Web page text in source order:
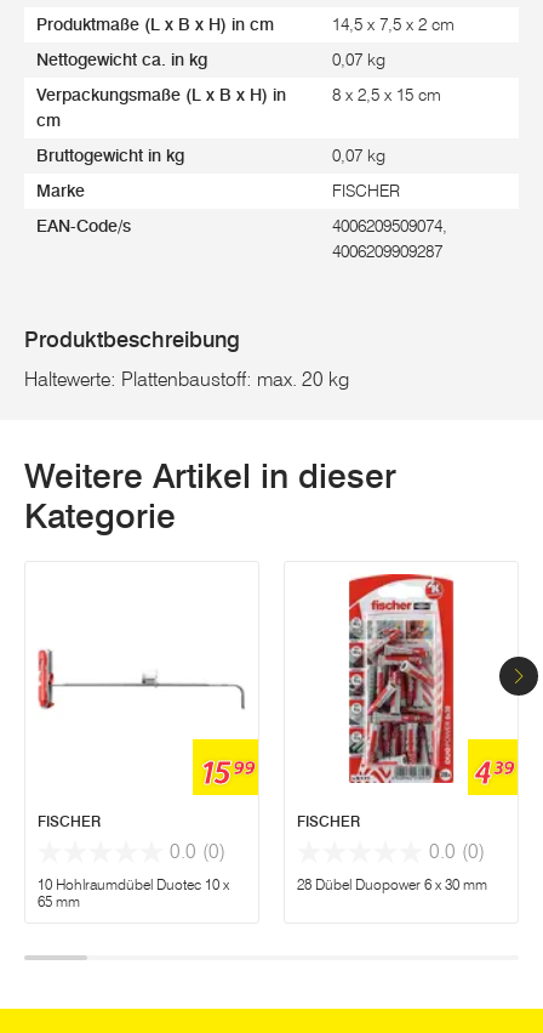
Produktmaße (L x B x H) in cm 14,5 x 7,5 x 2 cm
Nettogewicht ca. in kg 0,07 kg
Verpackungsmaße (L x B x H) in
cm
8 x 2,5 x 15 cm
Bruttogewicht in kg 0,07 kg
Marke FISCHER
EAN-Code/s
4006209509074,
4006209909287
Produktbeschreibung
Haltewerte: Plattenbaustoff: max. 20 kg
Weitere Artikel in dieser
Kategorie
1599
FISCHER
0.0 (0)
10 Hohlraumdübel Duotec 10 x
65 mm
439
FISCHER
0.0 (0)
28 Dübel Duopower 6 x 30 mm